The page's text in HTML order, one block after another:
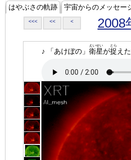
はやぶさの軌跡 宇宙からのメッセー
<<< << < 2008
♪ 「あけぼの」 衛星
えいせい
が捉
とら
えた